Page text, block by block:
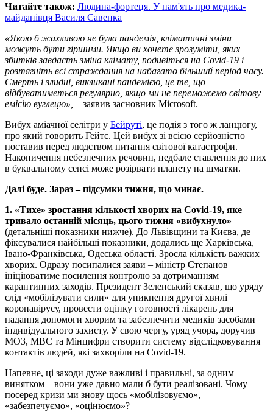
Читайте також: Людина-фортеця. У пам'ять про медика-
майданівця Василя Савенка
«Якою б жахливою не була пандемія, кліматичні зміни
можуть бути гіршими. Якщо ви хочете зрозуміти, яких
збитків завдасть зміна клімату, подивіться на Covid-19 і
розтягніть всі страждання на набагато більший період часу.
Смерть і злидні, викликані пандемією, це те, що
відбуватиметься регулярно, якщо ми не переможемо світову
емісію вуглецю», – заявив засновник Microsoft.
Вибух аміачної селітри у Бейруті, це подія з того ж ланцюгу,
про який говорить Гейтс. Цей вибух зі всією серйозністю
поставив перед людством питання світової катастрофи.
Накопичення небезпечних речовин, недбале ставлення до них
в буквальному сенсі може розірвати планету на шматки.
Далі буде. Зараз – підсумки тижня, що минає.
1. «Тихе» зростання кількості хворих на Covid-19, яке
тривало останній місяць, цього тижня «вибухнуло»
(детальніші показники нижче). До Львівщини та Києва, де
фіксувалися найбільші показники, додались ще Харківська,
Івано-Франківська, Одеська області. Зросла кількість важких
хворих. Одразу посипалися заяви – міністр Степанов
ініціюватиме посилення контролю за дотриманням
карантинних заходів. Президент Зеленський сказав, що уряду
слід «мобілізувати сили» для уникнення другої хвилі
коронавірусу, провести оцінку готовності лікарень для
надання допомоги хворим та забезпечити медиків засобами
індивідуального захисту. У свою чергу, уряд учора, доручив
МОЗ, МВС та Мінцифри створити систему відслідковування
контактів людей, які захворіли на Covid-19.
Напевне, ці заходи дуже важливі і правильні, за одним
винятком – вони уже давно мали б бути реалізовані. Чому
посеред кризи ми знову щось «мобілізовуємо»,
«забезпечуємо», «оцінюємо»?